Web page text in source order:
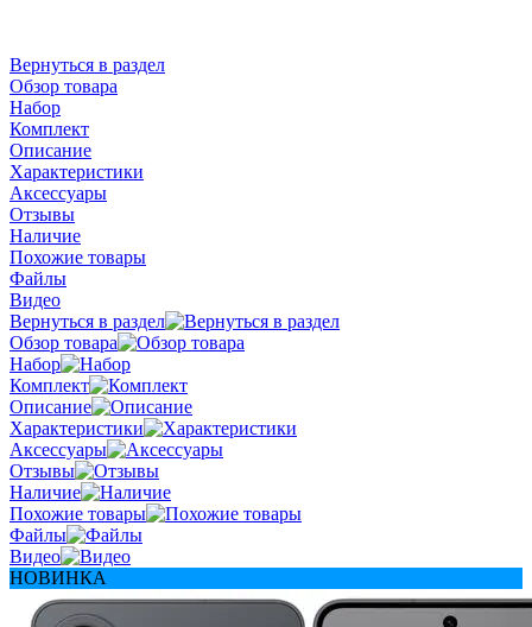
Вернуться в раздел
Обзор товара
Набор
Комплект
Описание
Характеристики
Аксессуары
Отзывы
Наличие
Похожие товары
Файлы
Видео
Вернуться в раздел
Обзор товара
Набор
Комплект
Описание
Характеристики
Аксессуары
Отзывы
Наличие
Похожие товары
Файлы
Видео
НОВИНКА